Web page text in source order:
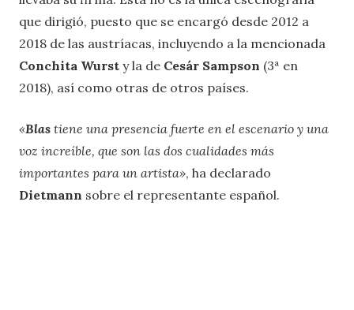
que dirigió, puesto que se encargó desde 2012 a
2018 de las austríacas, incluyendo a la mencionada
Conchita Wurst y la de Cesár Sampson (3ª en
2018), así como otras de otros países.
«Blas tiene una presencia fuerte en el escenario y una
voz increíble, que son las dos cualidades más
importantes para un artista», ha declarado
Dietmann sobre el representante español.